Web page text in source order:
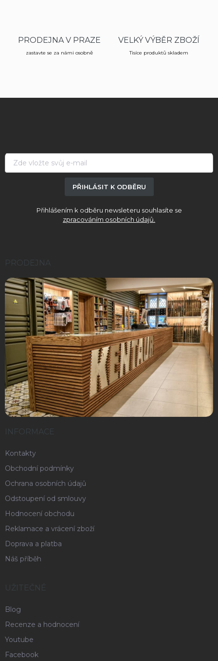
PRODEJNA V PRAZE
zastavte se za námi osobně
VELKÝ VÝBĚR ZBOŽÍ
Tisíce produktů skladem
PŘIHLÁSIT K ODBĚRU
Přihlášením k odběru newsleteru souhlasíte se
zpracováním osobních údajů.
PRODEJNA
INFORMACE
Kontakty
Obchodní podmínky
Ochrana osobních údajů
Odstoupení od smlouvy
Hodnocení obchodu
Reklamace a vrácení zboží
Doprava a platba
Náš příběh
UŽITEČNÉ
Blog
Recenze a hodnocení
Youtube
Facebook